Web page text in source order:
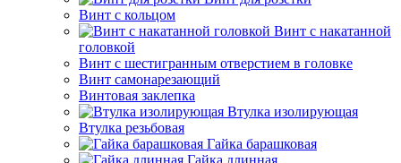
Винт с кольцом
Винт с накатанной
головкой
Винт с шестигранным отверстием в головке
Винт самонарезающий
Винтовая заклепка
Втулка изолирующая
Втулка резьбовая
Гайка барашковая
Гайка длинная